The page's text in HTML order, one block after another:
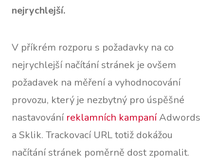
nejrychlejší.
V příkrém rozporu s požadavky na co
nejrychlejší načítání stránek je ovšem
požadavek na měření a vyhodnocování
provozu, který je nezbytný pro úspěšné
nastavování reklamních kampaníAdwords
a Sklik. Trackovací URL totiž dokážou
načítání stránek poměrně dost zpomalit.